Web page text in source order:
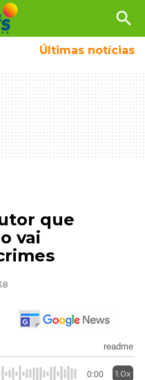
search
Últimas notícias
que
vai
readme
0:00 1.0x